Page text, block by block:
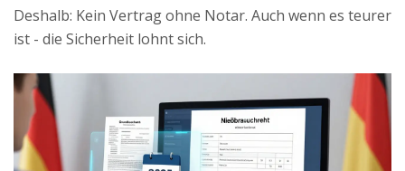
Deshalb: Kein Vertrag ohne Notar. Auch wenn es teurer
ist - die Sicherheit lohnt sich.